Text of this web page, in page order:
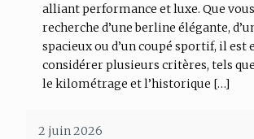
alliant performance et luxe. Que
recherche d’une berline élégante,
spacieux ou d’un coupé sportif, il est
considérer plusieurs critères, tels
le kilométrage et l’historique […]
2 juin 2026